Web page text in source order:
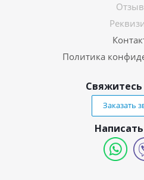
Политика
Заказать